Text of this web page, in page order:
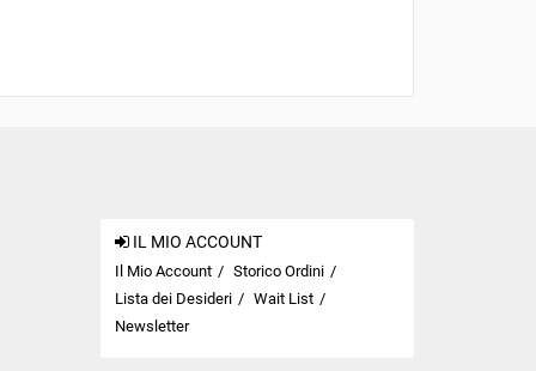
IL MIO ACCOUNT
Il Mio Account
Storico Ordini
Lista dei Desideri
Wait List
Newsletter